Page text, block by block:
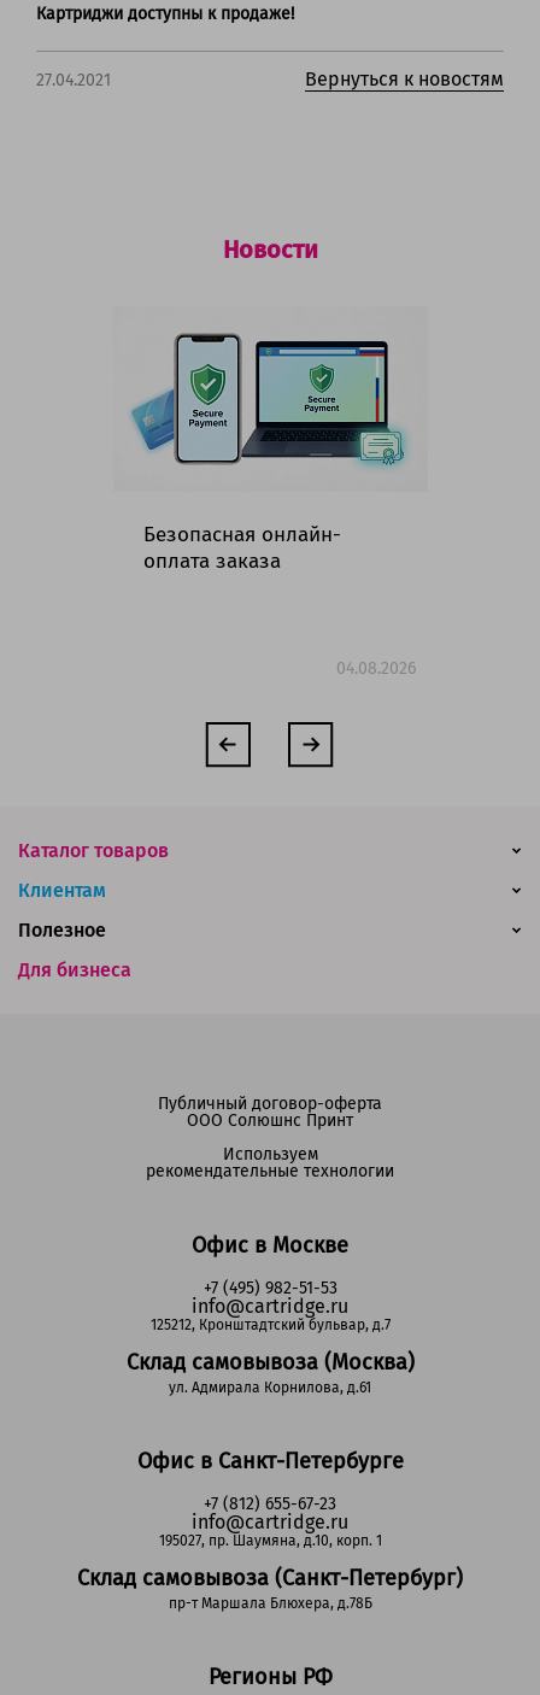
Картриджи доступны к продаже!
27.04.2021 Вернуться к новостям
Новости
Безопасная онлайн-
оплата заказа
04.08.2026
Каталог товаров
Клиентам
Для бизнеса
Полезное
Офис в Москве
+7 (495) 982-51-53
info@cartridge.ru
125212, Кронштадтский бульвар, д.7
Склад самовывоза (Москва)
ул. Адмирала Корнилова, д.61
Офис в Санкт-Петербурге
+7 (812) 655-67-23
info@cartridge.ru
195027, пр. Шаумяна, д.10, корп. 1
Склад самовывоза (Санкт-Петербург)
пр-т Маршала Блюхера, д.78Б
Регионы РФ
Публичный договор-оферта
ООО Солюшнс Принт
Используем
рекомендательные технологии